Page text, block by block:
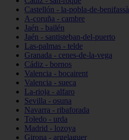
Castellón - la-pobla-de-benifassà
A-coruña - cambre
Jaén - bailén
Jaén - santisteban-del-puerto
Las-palmas - telde
Granada - cenes-de-la-vega
Cádiz - bornos
Valencia - bocairent
Valencia - sueca
La-rioja - alfaro
Sevilla - osuna
Navarra - ribaforada
Toledo - urda
Madrid - lozoya
Girona - argelaguer